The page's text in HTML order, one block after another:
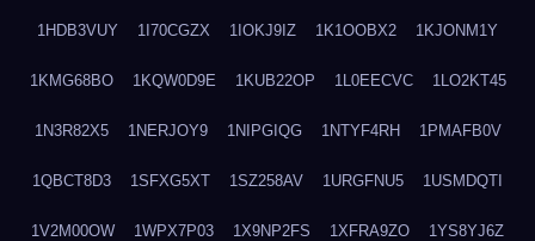
1HDB3VUY 1I70CGZX 1IOKJ9IZ 1K1OOBX2 1KJONM1Y
1KMG68BO 1KQW0D9E 1KUB22OP 1L0EECVC 1LO2KT45
1N3R82X5 1NERJOY9 1NIPGIQG 1NTYF4RH 1PMAFB0V
1QBCT8D3 1SFXG5XT 1SZ258AV 1URGFNU5 1USMDQTI
1V2M00OW 1WPX7P03 1X9NP2FS 1XFRA9ZO 1YS8YJ6Z